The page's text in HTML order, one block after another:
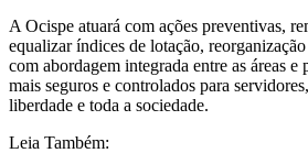
A Ocispe atuará com ações preventivas,
equalizar índices de lotação,
com abordagem integrada entre as áreas e
mais seguros e controlados para
liberdade e toda a sociedade.
Leia Também: